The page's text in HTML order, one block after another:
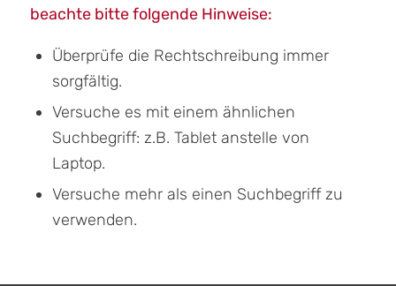
beachte bitte folgende Hinweise:
Überprüfe die Rechtschreibung immer
sorgfältig.
Versuche es mit einem ähnlichen
Suchbegriff: z.B. Tablet anstelle von
Laptop.
Versuche mehr als einen Suchbegriff zu
verwenden.